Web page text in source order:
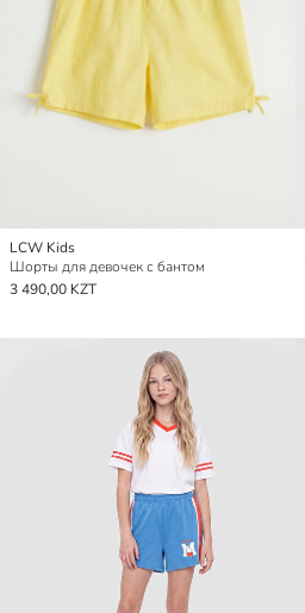
LCW Kids
Шорты для девочек с бантом
3 490,00 KZT